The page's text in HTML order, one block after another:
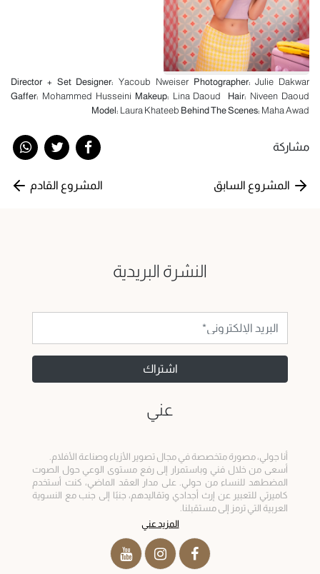
Director + Set Designer: Yacoub Nweiser Photographer:Julie Dakwar
Gaffer: Mohammed Husseini Makeup: Lina Daoud Hair: Niveen Daoud
Model: Laura Khateeb Behind The Scenes: Maha Awad
مشاركة
المشروع السابق المشروع القادم
النشرة البريدية
اشتراك
عني
العربية التي ترمز إلى مستقبلنا.
المزيد عني